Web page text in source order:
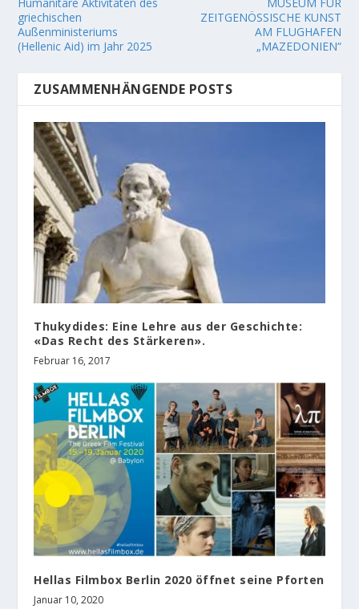
griechischen
Außenministeriums
(Hellenic Aid) im Jahr 2025
ZEITGENÖSSISCHE KUNST
AM FLUGHAFEN
„MAZEDONIEN“
ZUSAMMENHÄNGENDE POSTS
Thukydides: Eine Lehre aus der Geschichte:
«Das Recht des Stärkeren».
Februar 16, 2017
Hellas Filmbox Berlin 2020 öffnet seine Pforten
Januar 10, 2020